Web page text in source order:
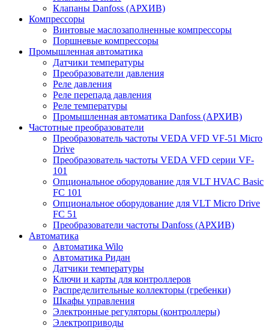
Клапаны Danfoss (АРХИВ)
Компрессоры
Винтовые маслозаполненные компрессоры
Поршневые компрессоры
Промышленная автоматика
Датчики температуры
Преобразователи давления
Реле давления
Реле перепада давления
Реле температуры
Промышленная автоматика Danfoss (АРХИВ)
Частотные преобразователи
Преобразователь частоты VEDA VFD VF-51 Micro
Drive
Преобразователь частоты VEDA VFD серии VF-
101
Опциональное оборудование для VLT HVAC Basic
FC 101
Опциональное оборудование для VLT Micro Drive
FC 51
Преобразователи частоты Danfoss (АРХИВ)
Автоматика
Автоматика Wilo
Автоматика Ридан
Датчики температуры
Ключи и карты для контроллеров
Распределительные коллекторы (гребенки)
Шкафы управления
Электронные регуляторы (контроллеры)
Электроприводы